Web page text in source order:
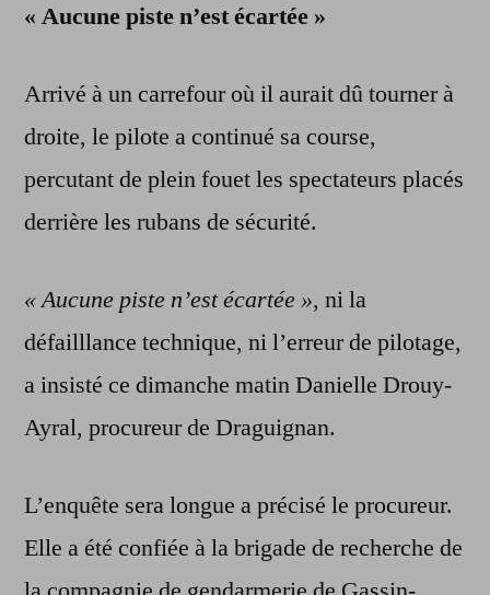
« Aucune piste n’est écartée »
Arrivé à un carrefour où il aurait dû tourner à
droite, le pilote a continué sa course,
percutant de plein fouet les spectateurs placés
derrière les rubans de sécurité.
« Aucune piste n’est écartée », ni la
défailllance technique, ni l’erreur de pilotage,
a insisté ce dimanche matin Danielle Drouy-
Ayral, procureur de Draguignan.
L’enquête sera longue a précisé le procureur.
Elle a été confiée à la brigade de recherche de